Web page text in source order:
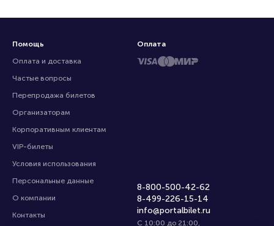
Помощь
Оплата и доставка
Частые вопросы
Перепродажа билетов
Организаторам
Корпоративным клиентам
VIP-билеты
Условия использования
Персональные данные
О компании
Контакты
8-800-500-42-62
8-499-226-15-14
info@portalbilet.ru
С 10:00 до 21:00,
Оплата